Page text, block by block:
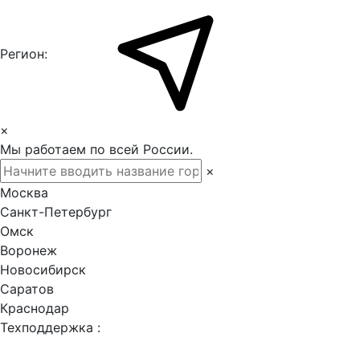
Регион:
×
Мы работаем по всей России.
×
Москва
Санкт-Петербург
Омск
Воронеж
Новосибирск
Саратов
Краснодар
Техподдержка :